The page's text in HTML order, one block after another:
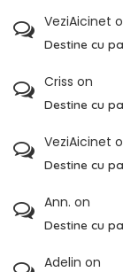
VeziAicinet
Destine cu
Criss on
Destine cu
VeziAicinet
Destine cu
Ann. on
Destine cu
Adelin on